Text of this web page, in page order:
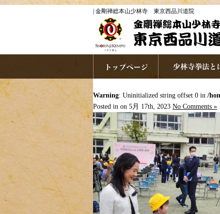
| 金剛禅総本山少林寺 東京西品川道院
Warning: Uninitialized string offset 0 in /
Posted in on 5月 17th, 2023 No Comments »